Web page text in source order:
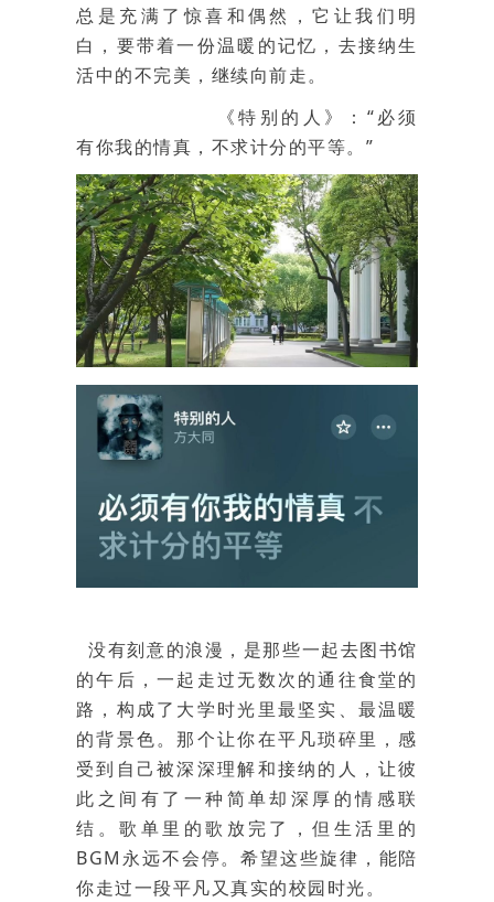
总是充满了惊喜和偶然，它让我们明
白，要带着一份温暖的记忆，去接纳生
活中的不完美，继续向前走。
《特别的人》：“必须
有你我的情真，不求计分的平等。”
没有刻意的浪漫，是那些一起去图书馆
的午后，一起走过无数次的通往食堂的
路，构成了大学时光里最坚实、最温暖
的背景色。那个让你在平凡琐碎里，感
受到自己被深深理解和接纳的人，让彼
此之间有了一种简单却深厚的情感联
结。歌单里的歌放完了，但生活里的
BGM永远不会停。希望这些旋律，能陪
你走过一段平凡又真实的校园时光。